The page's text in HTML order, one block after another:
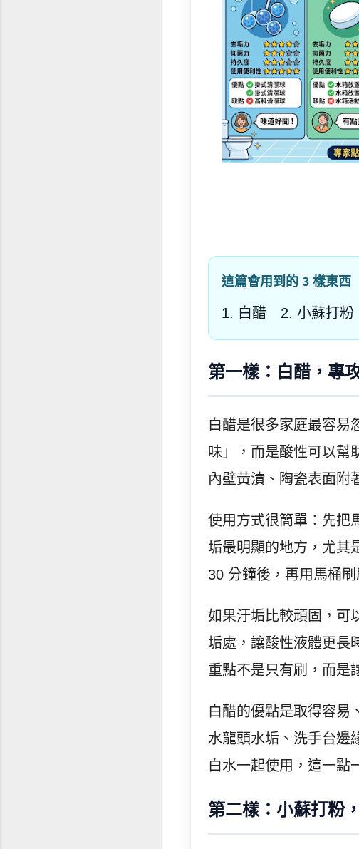
這篇會用到的 3 樣東西
1. 白醋 2. 小蘇打
第一樣：白醋，專
白醋是很多家庭最容易
味」，而是酸性可以幫
內壁黃漬、陶瓷表面附
使用方式很簡單：先把
垢最明顯的地方，尤其
30 分鐘後，再用馬桶
如果汙垢比較頑固，可
垢處，讓酸性液體更長
重點不是只有刷，而是
白醋的優點是取得容易
水龍頭水垢、洗手台邊
白水一起使用，這一點
第二樣：小蘇打粉